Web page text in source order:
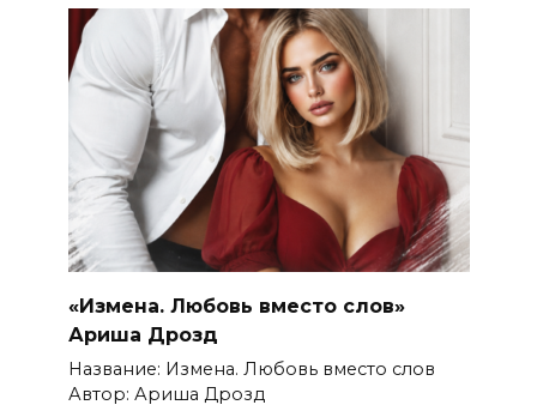
«Измена. Любовь вместо слов»
Ариша Дрозд
Название: Измена. Любовь вместо слов
Автор: Ариша Дрозд